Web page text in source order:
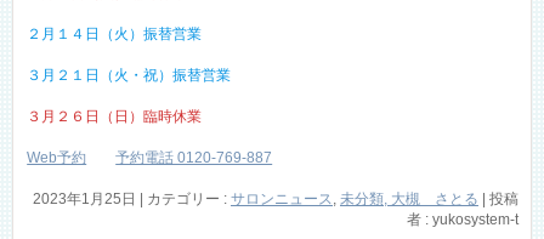
２月１４日（火）振替営業
３月２１日（火・祝）振替営業
３月２６日（日）臨時休業
Web予約 予約電話 0120-769-887
2023年1月25日 カテゴリー : サロンニュース, 未分類, 大槻 さとる
投稿
者 : yukosystem-t